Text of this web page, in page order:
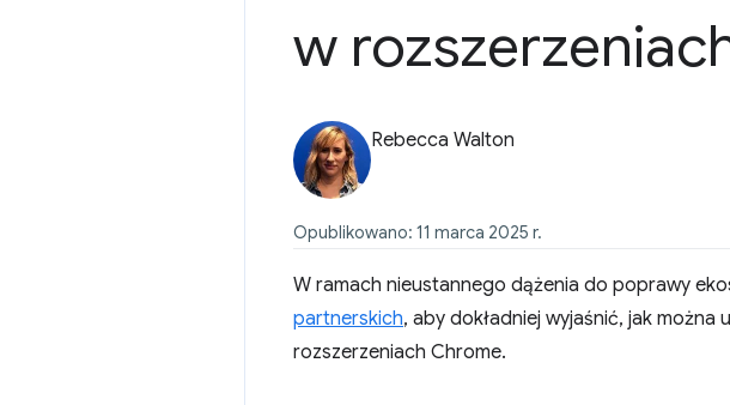
w
Rebecca Walton
Opublikowano: 11 marca 2025 r.
W ramach nieustannego dążenia do poprawy
partnerskich, aby dokładniej wyjaśnić, jak
rozszerzeniach Chrome.